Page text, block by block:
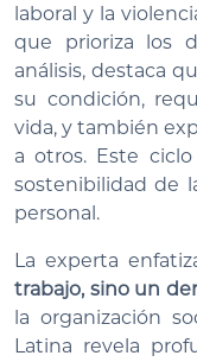
laboral y la
que prioriza los
análisis, destaca
su condición,
vida, y también
a otros. Este
sostenibilidad de
personal.
La experta
trabajo, sino un
la organización
Latina revela